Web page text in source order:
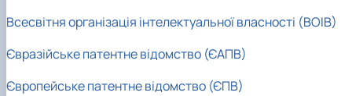
Всесвітня організація інтелектуальної власності (ВОІВ)
Євразійське патентне відомство (ЄАПВ)
Європейське патентне відомство (ЄПВ)